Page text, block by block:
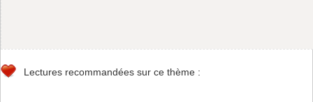
Lectures recommandées sur ce thème :